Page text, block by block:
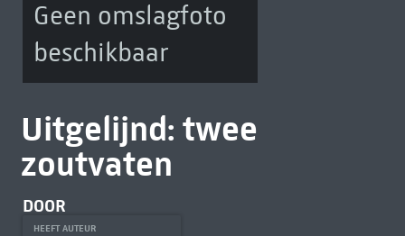
Geen omslagfoto
beschikbaar
Uitgelijnd: twee
zoutvaten
DOOR
HEEFT AUTEUR